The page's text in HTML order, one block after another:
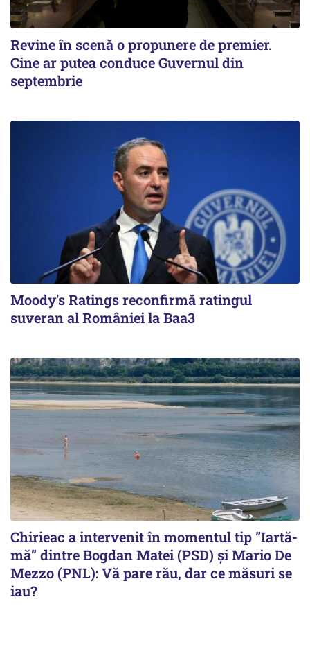
Revine în scenă o propunere de premier.
Cine ar putea conduce Guvernul din
septembrie
Moody's Ratings reconfirmă ratingul
suveran al României la Baa3
Chirieac a intervenit în momentul tip ”Iartă-
mă” dintre Bogdan Matei (PSD) și Mario De
Mezzo (PNL): Vă pare rău, dar ce măsuri se
iau?